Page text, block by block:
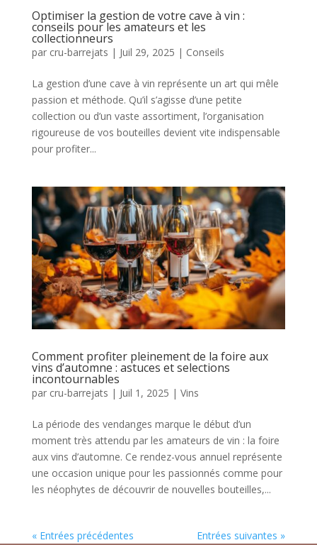
Optimiser la gestion de votre cave à vin :
conseils pour les amateurs et les
collectionneurs
par cru-barrejats | Juil 29, 2025 | Conseils
La gestion d’une cave à vin représente un art qui mêle
passion et méthode. Qu’il s’agisse d’une petite
collection ou d’un vaste assortiment, l’organisation
rigoureuse de vos bouteilles devient vite indispensable
pour profiter...
Comment profiter pleinement de la foire aux
vins d’automne : astuces et selections
incontournables
par cru-barrejats | Juil 1, 2025 | Vins
La période des vendanges marque le début d’un
moment très attendu par les amateurs de vin : la foire
aux vins d’automne. Ce rendez-vous annuel représente
une occasion unique pour les passionnés comme pour
les néophytes de découvrir de nouvelles bouteilles,...
« Entrées précédentes Entrées suivantes »